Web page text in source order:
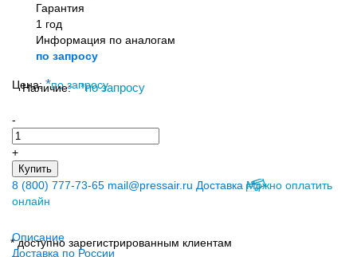
Гарантия
1 год
Информация по аналогам
по запросу
Цена: *по запросу
Наличие: *по запросу
-
+
Купить
8 (800) 777-73-65 mail@pressair.ru Доставка Можно оплатить
онлайн
* доступно зарегистрированным клиентам
Описание
Доставка по России